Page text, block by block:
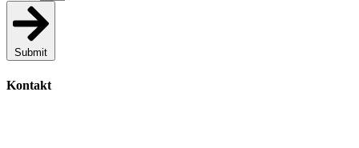
Submit
Kontakt